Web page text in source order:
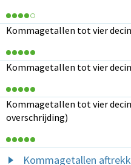
Kommagetallen tot vier
Kommagetallen tot vier
Kommagetallen tot vier
overschrijding)
Kommagetallen